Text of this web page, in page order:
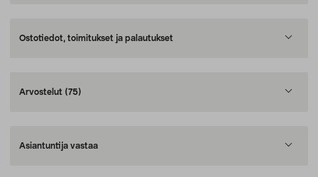
Ostotiedot, toimitukset ja palautukset
Arvostelut (75)
Asiantuntija vastaa